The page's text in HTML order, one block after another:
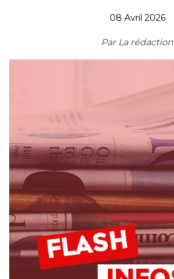
08 Avril 2026
Par La rédaction